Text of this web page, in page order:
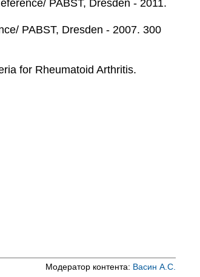
PABST, Dresden - 2011.
PABST, Dresden - 2007. 300
for Rheumatoid Arthritis.
Модератор контента: Васин А.С.